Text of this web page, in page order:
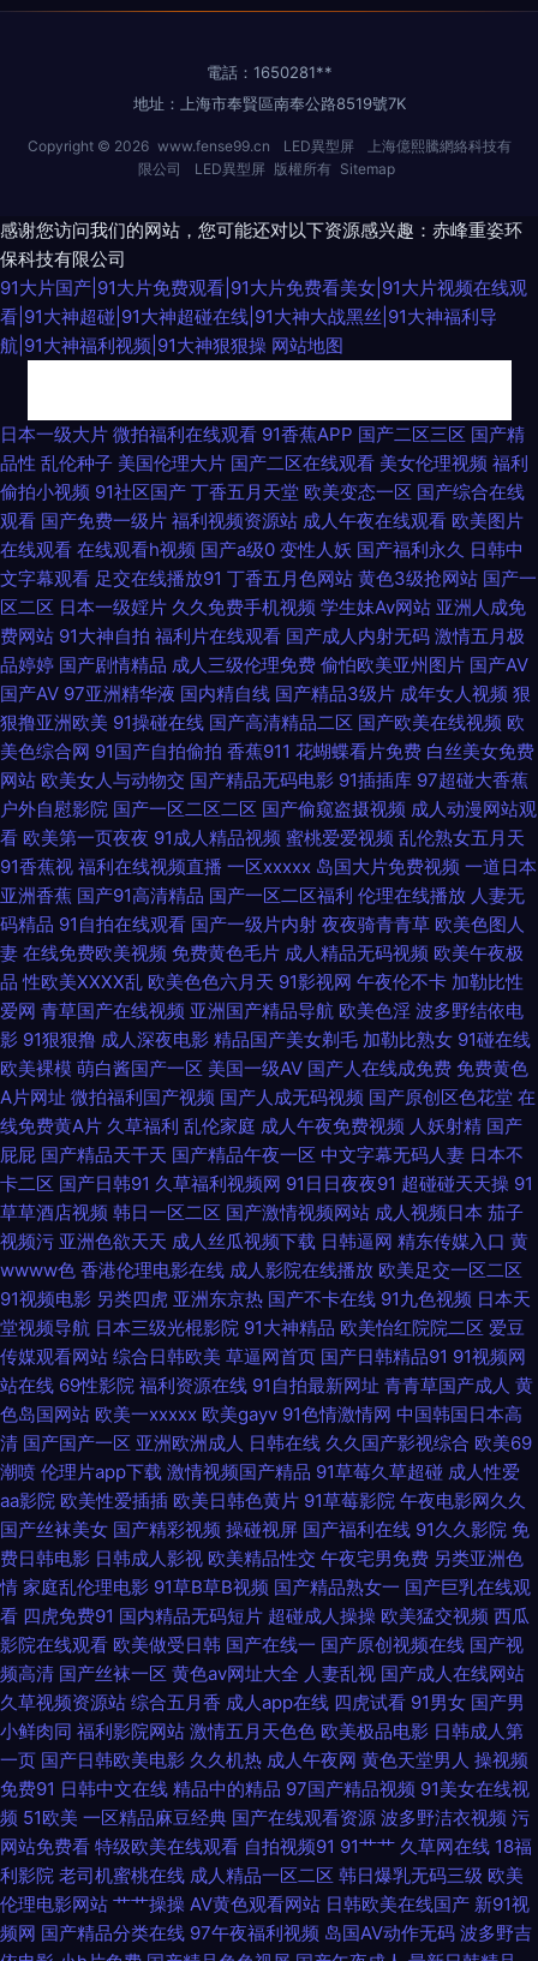
電話：1650281**
地址：上海市奉賢區南奉公路8519號7K
Copyright © 2026 www.fense99.cn LED異型屏
上海億熙騰網絡科技有
限公司
LED異型屏 版權所有 Sitemap
感谢您访问我们的网站，您可能还对以下资源感兴趣：赤峰重姿环
保科技有限公司
91大片国产|91大片免费观看|91大片免费看美女|91大片视频在线观
看|91大神超碰|91大神超碰在线|91大神大战黑丝|91大神福利导
航|91大神福利视频|91大神狠狠操 网站地图
国成人福利影院 免费视频无码专区 午夜情色av 97主播福利视频社区 韩国理
论avcom 日韩国产二区三区四区 91网页在线版 黄色香蕉视频 日本所有在线
a网站 91超碰大香蕉 福利网址 免费AV导航福利 91tv影院观看免费 超碰99丝
袜诱惑 精品欧美一区二区三区 日韩电影网无码一个区 综合色色 草草久久草
精品视频 极品色五月天 日韩视频导航 自拍超碰 肏屄小说91制片 国产日产偶
产123 亚洲无码韩国 成人18精品网站 久久国产精品在线 伪娘ts网站 99福利
社 含羞草视频在线视频 欧美性爱综和 亚洲91豆花 99视频一区 国产伊人久久
福利网站 欧美少女性生活影视 性爱麻豆传媒 91在线观看免费高清 国产精品
精品久久 免费看网91 午夜影院老司机 欧洲一区二区 AV女人天堂影院 国国内
农村久草AV 人妻av资源导航 伊人狠狠地淫 超碰大秀美女 精品韩日 人人妻
人人视频 51福利在线观看入口 超碰青青操 久久国产精品观看视频 天天干天
天干天天操 91探花传媒 国产精品第八页 欧美A片在线视频 成人蝌蚪 老司机
福利导航网 天天干干 AV综合性爱 黄色毛片視頻圖片 日韩中文字幕在线视频
91密桃视频 国产精品91在线 欧美丝袜婷婷 亚洲动态色图 操美女福利导航 久
久国产媒体 深夜福利姬 91社在线视频 福利午夜理论片 麻豆狼人伊人 黑料网
线路一二三 午夜激情福利草逼网 97亚洲精品超碰 国产男女探花 人妻互换一
区二区三区 中文字幕久热 成人97 麻豆cao逼 亚洲春色小说网 TS调教直男
丁香五月美韩成人图片 五月丁香婷婷成人网站 操出轨少妇呻吟 九一网站直
接看 熟妇TV 91熟妇网站 狠狠干狠狠撸 欧美成人中文在线 99热这里只有精
品1 九九热精品6 午夜福利67 AV在线不卡播放 黄色片子网站 日韩欧美国产
一区 91激情视频在线观看 国伦精品区 日韩A在线中文 91高清系列 豆花视频
91在 欧美性交 影音先锋伦理片在线 超碰在线资源站 涩涩A∨ 日日骚AV网站
www99热8 久久伊人射 婷婷久久成人导航 97色色中文字幕 九一香蕉社区
深夜福利123通道 91网在线看 偷拍导航在线视频网站 WWW91色情软件 久
草成人在线资源网站 深夜福利入口 91视频网站免费看 韩日一级片网络 日韩
日本一级大片 微拍福利在线观看 91香蕉APP 国产二区三区 国产精
品性 乱伦种子 美国伦理大片 国产二区在线观看 美女伦理视频 福利
偷拍小视频 91社区国产 丁香五月天堂 欧美变态一区 国产综合在线
观看 国产免费一级片 福利视频资源站 成人午夜在线观看 欧美图片
在线观看 在线观看h视频 国产a级0 变性人妖 国产福利永久 日韩中
文字幕观看 足交在线播放91 丁香五月色网站 黄色3级抢网站 国产一
区二区 日本一级婬片 久久免费手机视频 学生妹Av网站 亚洲人成免
费网站 91大神自拍 福利片在线观看 国产成人内射无码 激情五月极
品婷婷 国产剧情精品 成人三级伦理免费 偷怕欧美亚州图片 国产AV
国产AV 97亚洲精华液 国内精自线 国产精品3级片 成年女人视频 狠
狠撸亚洲欧美 91操碰在线 国产高清精品二区 国产欧美在线视频 欧
美色综合网 91国产自拍偷拍 香蕉911 花蝴蝶看片免费 白丝美女免费
网站 欧美女人与动物交 国产精品无码电影 91插插库 97超碰大香蕉
户外自慰影院 国产一区二区二区 国产偷窥盗摄视频 成人动漫网站观
看 欧美第一页夜夜 91成人精品视频 蜜桃爱爱视频 乱伦熟女五月天
91香蕉视 福利在线视频直播 一区xxxxx 岛国大片免费视频 一道日本
亚洲香蕉 国产91高清精品 国产一区二区福利 伦理在线播放 人妻无
码精品 91自拍在线观看 国产一级片内射 夜夜骑青青草 欧美色图人
妻 在线免费欧美视频 免费黄色毛片 成人精品无码视频 欧美午夜极
品 性欧美ⅩⅩⅩⅩ乱 欧美色色六月天 91影视网 午夜伦不卡 加勒比性
爱网 青草国产在线视频 亚洲国产精品导航 欧美色淫 波多野结依电
影 91狠狠撸 成人深夜电影 精品国产美女剃毛 加勒比熟女 91碰在线
欧美裸模 萌白酱国产一区 美国一级AV 国产人在线成免费 免费黄色
A片网址 微拍福利国产视频 国产人成无码视频 国产原创区色花堂 在
线免费黄A片 久草福利 乱伦家庭 成人午夜免费视频 人妖射精 国产
屁屁 国产精品天干天 国产精品午夜一区 中文字幕无码人妻 日本不
卡二区 国产日韩91 久草福利视频网 91日日夜夜91 超碰碰天天操 91
草草酒店视频 韩日一区二区 国产激情视频网站 成人视频日本 茄子
视频污 亚洲色欲天天 成人丝瓜视频下载 日韩逼网 精东传媒入口 黄
wwww色 香港伦理电影在线 成人影院在线播放 欧美足交一区二区
91视频电影 另类四虎 亚洲东京热 国产不卡在线 91九色视频 日本天
堂视频导航 日本三级光棍影院 91大神精品 欧美怡红院院二区 爱豆
传媒观看网站 综合日韩欧美 草逼网首页 国产日韩精品91 91视频网
站在线 69性影院 福利资源在线 91自拍最新网址 青青草国产成人 黄
色岛国网站 欧美一xxxxx 欧美gayv 91色情激情网 中国韩国日本高
清 国产国产一区 亚洲欧洲成人 日韩在线 久久国产影视综合 欧美69
潮喷 伦理片app下载 激情视频国产精品 91草莓久草超碰 成人性爱
aa影院 欧美性爱插插 欧美日韩色黄片 91草莓影院 午夜电影网久久
国产丝袜美女 国产精彩视频 操碰视屏 国产福利在线 91久久影院 免
费日韩电影 日韩成人影视 欧美精品性交 午夜宅男免费 另类亚洲色
情 家庭乱伦理电影 91草B草B视频 国产精品熟女一 国产巨乳在线观
看 四虎免费91 国内精品无码短片 超碰成人操操 欧美猛交视频 西瓜
影院在线观看 欧美做受日韩 国产在线一 国产原创视频在线 国产视
频高清 国产丝袜一区 黄色av网址大全 人妻乱视 国产成人在线网站
久草视频资源站 综合五月香 成人app在线 四虎试看 91男女 国产男
小鲜肉同 福利影院网站 激情五月天色色 欧美极品电影 日韩成人第
一页 国产日韩欧美电影 久久机热 成人午夜网 黄色天堂男人 操视频
免费91 日韩中文在线 精品中的精品 97国产精品视频 91美女在线视
频 51欧美 一区精品麻豆经典 国产在线观看资源 波多野洁衣视频 污
网站免费看 特级欧美在线观看 自拍视频91 91艹艹 久草网在线 18福
利影院 老司机蜜桃在线 成人精品一区二区 韩日爆乳无码三级 欧美
伦理电影网站 艹艹操操 AV黄色观看网站 日韩欧美在线国产 新91视
频网 国产精品分类在线 97午夜福利视频 岛国AV动作无码 波多野吉